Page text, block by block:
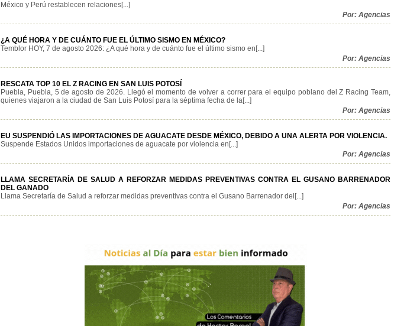
México y Perú restablecen relaciones[...]
Por: Agencias
¿A QUÉ HORA Y DE CUÁNTO FUE EL ÚLTIMO SISMO EN MÉXICO?
Temblor HOY, 7 de agosto 2026: ¿A qué hora y de cuánto fue el último sismo en[...]
Por: Agencias
RESCATA TOP 10 EL Z RACING EN SAN LUIS POTOSÍ
Puebla, Puebla, 5 de agosto de 2026. Llegó el momento de volver a correr para el equipo poblano del Z Racing Team,
quienes viajaron a la ciudad de San Luis Potosí para la séptima fecha de la[...]
Por: Agencias
EU SUSPENDIÓ LAS IMPORTACIONES DE AGUACATE DESDE MÉXICO, DEBIDO A UNA ALERTA POR VIOLENCIA.
Suspende Estados Unidos importaciones de aguacate por violencia en[...]
Por: Agencias
LLAMA SECRETARÍA DE SALUD A REFORZAR MEDIDAS PREVENTIVAS CONTRA EL GUSANO BARRENADOR
DEL GANADO
Llama Secretaría de Salud a reforzar medidas preventivas contra el Gusano Barrenador del[...]
Por: Agencias